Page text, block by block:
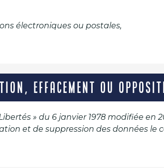
électroniques ou postales,
EFFACEMENT OU
» du 6 janvier 1978 modifiée en
et de suppression des données le